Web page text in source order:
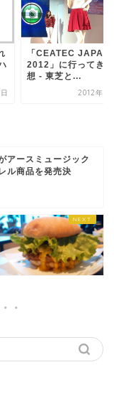
「CEATEC JAPAN
2012」に行ってき
想 - 東芝と...
2012年10
アースミュージック
ル商品を発売決